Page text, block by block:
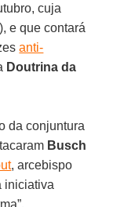
cuja
e que contará
anti-
Doutrina da
da conjuntura
Busch
, arcebispo
iniciativa